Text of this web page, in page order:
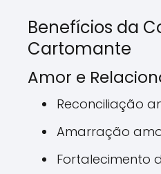
Benefícios da
Cartomante
Amor e
Reconciliação
Amarração
Fortalecimento